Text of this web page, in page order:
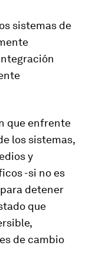
sistemas de
que enfrente
los sistemas,
y
-si no es
detener
que
de cambio